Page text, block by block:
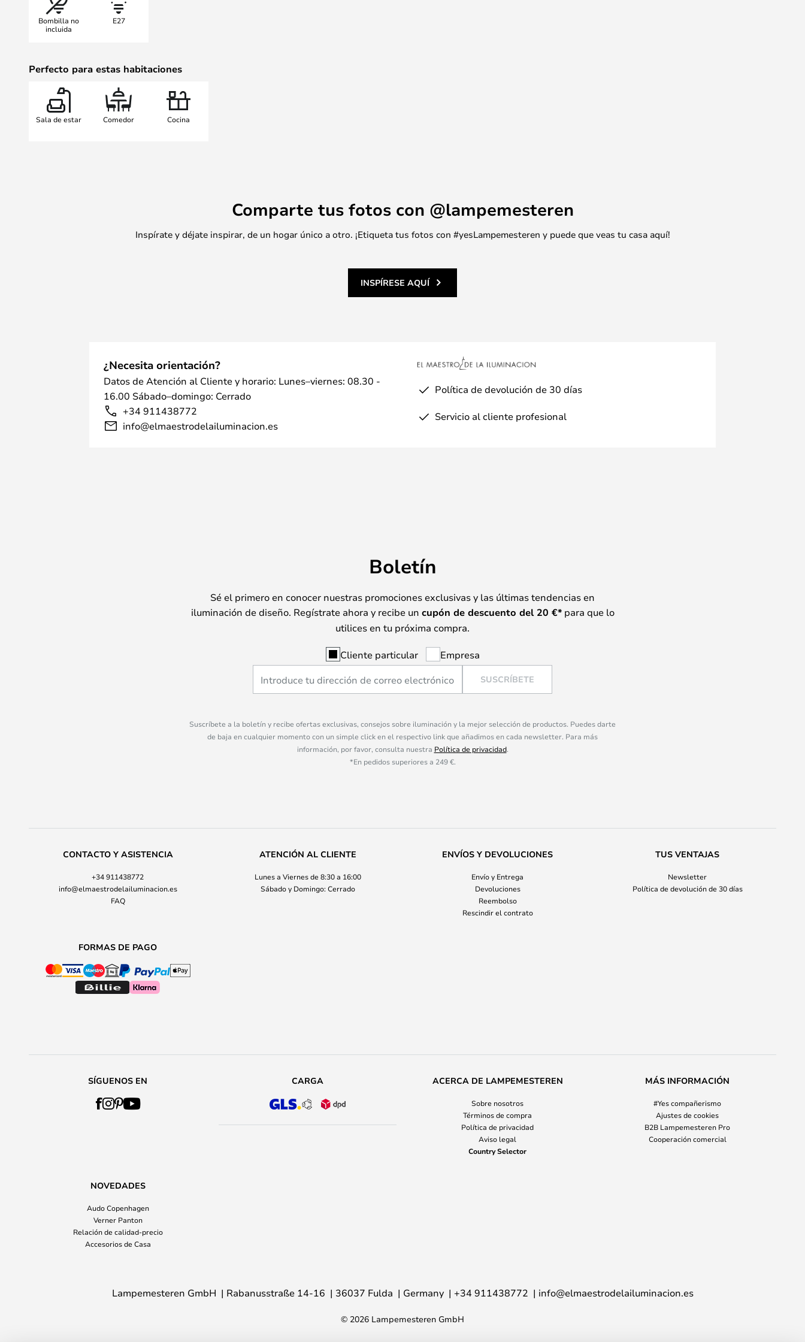
Bombilla no
incluida
E27
Perfecto para estas habitaciones
Sala de estar Comedor Cocina
Comparte tus fotos con @lampemesteren
Inspírate y déjate inspirar, de un hogar único a otro. ¡Etiqueta tus fotos con #yesLampemesteren y puede que veas tu casa aquí!
INSPÍRESE AQUÍ
¿Necesita orientación?
Datos de Atención al Cliente y horario: Lunes–viernes: 08.30 -
16.00 Sábado–domingo: Cerrado
+34 911438772
info@elmaestrodelailuminacion.es
Política de devolución de 30 días
Servicio al cliente profesional
Boletín
Sé el primero en conocer nuestras promociones exclusivas y las últimas tendencias en
iluminación de diseño. Regístrate ahora y recibe un cupón de descuento del 20 €*para que lo
utilices en tu próxima compra.
Cliente particular Empresa
SUSCRÍBETE
Suscríbete a la boletín y recibe ofertas exclusivas, consejos sobre iluminación y la mejor selección de productos. Puedes darte
de baja en cualquier momento con un simple click en el respectivo link que añadimos en cada newsletter. Para más
información, por favor, consulta nuestra Política de privacidad.
*En pedidos superiores a 249 €.
CONTACTO Y ASISTENCIA
+34 911438772
info@elmaestrodelailuminacion.es
FAQ
ATENCIÓN AL CLIENTE
Lunes a Viernes de 8:30 a 16:00
Sábado y Domingo: Cerrado
ENVÍOS Y DEVOLUCIONES
Envío y Entrega
Devoluciones
Reembolso
Rescindir el contrato
TUS VENTAJAS
Newsletter
Política de devolución de 30 días
FORMAS DE PAGO
SÍGUENOS EN CARGA ACERCA DE LAMPEMESTEREN
Sobre nosotros
Términos de compra
Política de privacidad
Aviso legal
Country Selector
MÁS INFORMACIÓN
#Yes compañerismo
Ajustes de cookies
B2B Lampemesteren Pro
Cooperación comercial
NOVEDADES
Audo Copenhagen
Verner Panton
Relación de calidad-precio
Accesorios de Casa
Lampemesteren GmbH Rabanusstraße 14-16 36037 Fulda Germany +34 911438772 info@elmaestrodelailuminacion.es
© 2026 Lampemesteren GmbH